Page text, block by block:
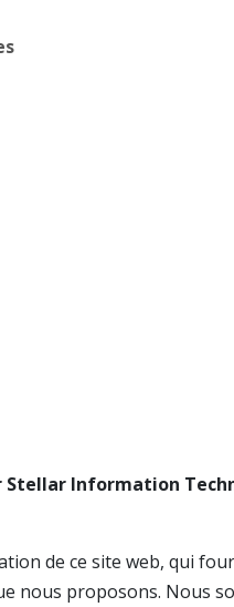
Information
de ce site web, qui
nous proposons. Nous